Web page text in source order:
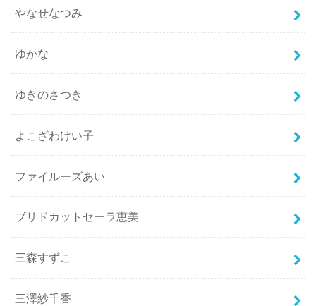
やなせなつみ
ゆかな
ゆきのさつき
よこざわけい子
ファイルーズあい
ブリドカットセーラ恵美
三森すずこ
三澤紗千香